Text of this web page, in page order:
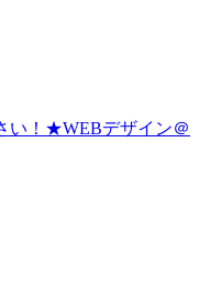
い！★WEBデザイン＠